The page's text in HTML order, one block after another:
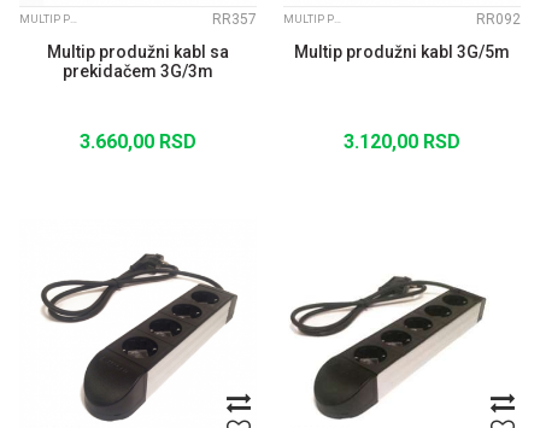
MULTIP PRODUŽNI KABLOVI RR357
Multip produžni kabl sa
prekidačem 3G/3m
3.660,00 RSD
MULTIP PRODUŽNI KABLOVI RR092
Multip produžni kabl 3G/5m
3.120,00 RSD